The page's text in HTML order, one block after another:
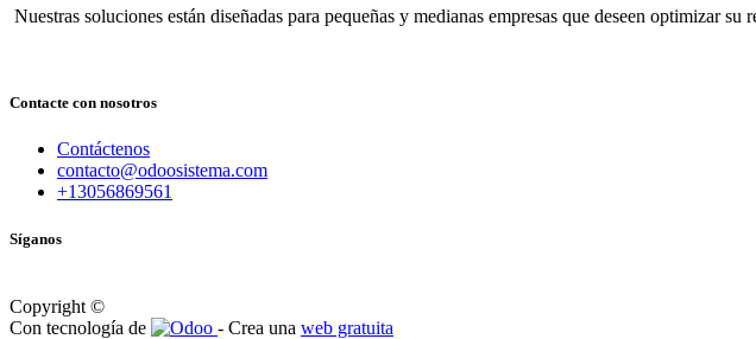
Nuestras soluciones están diseñadas para pequeñas y medianas empresas que deseen optimizar su
Contacte con nosotros
Contáctenos
contacto@odoosistema.com
+13056869561
Síganos
Copyright ©
Con tecnología de
- Crea una web gratuita